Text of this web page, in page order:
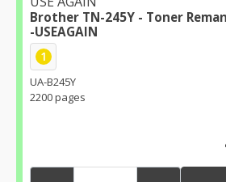
Brother TN-245Y - Toner
-USEAGAIN
1
UA-B245Y
2200 pages